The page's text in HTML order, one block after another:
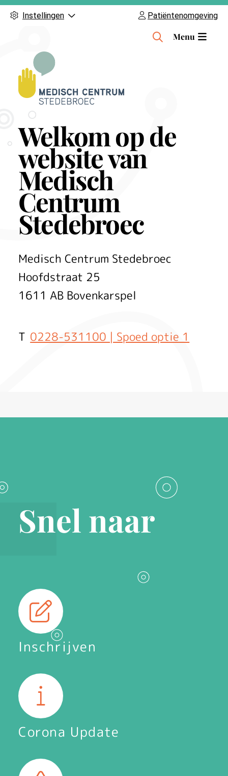
Instellingen Patiëntenomgeving
H
n
u
Menu
Welkom op de
website van
Medisch
Centrum
Stedebroec
Medisch Centrum Stedebroec
Hoofdstraat 25
1611 AB Bovenkarspel
0228-531100 | Spoed optie 1
Snel naar
Inschrijven
Corona Update